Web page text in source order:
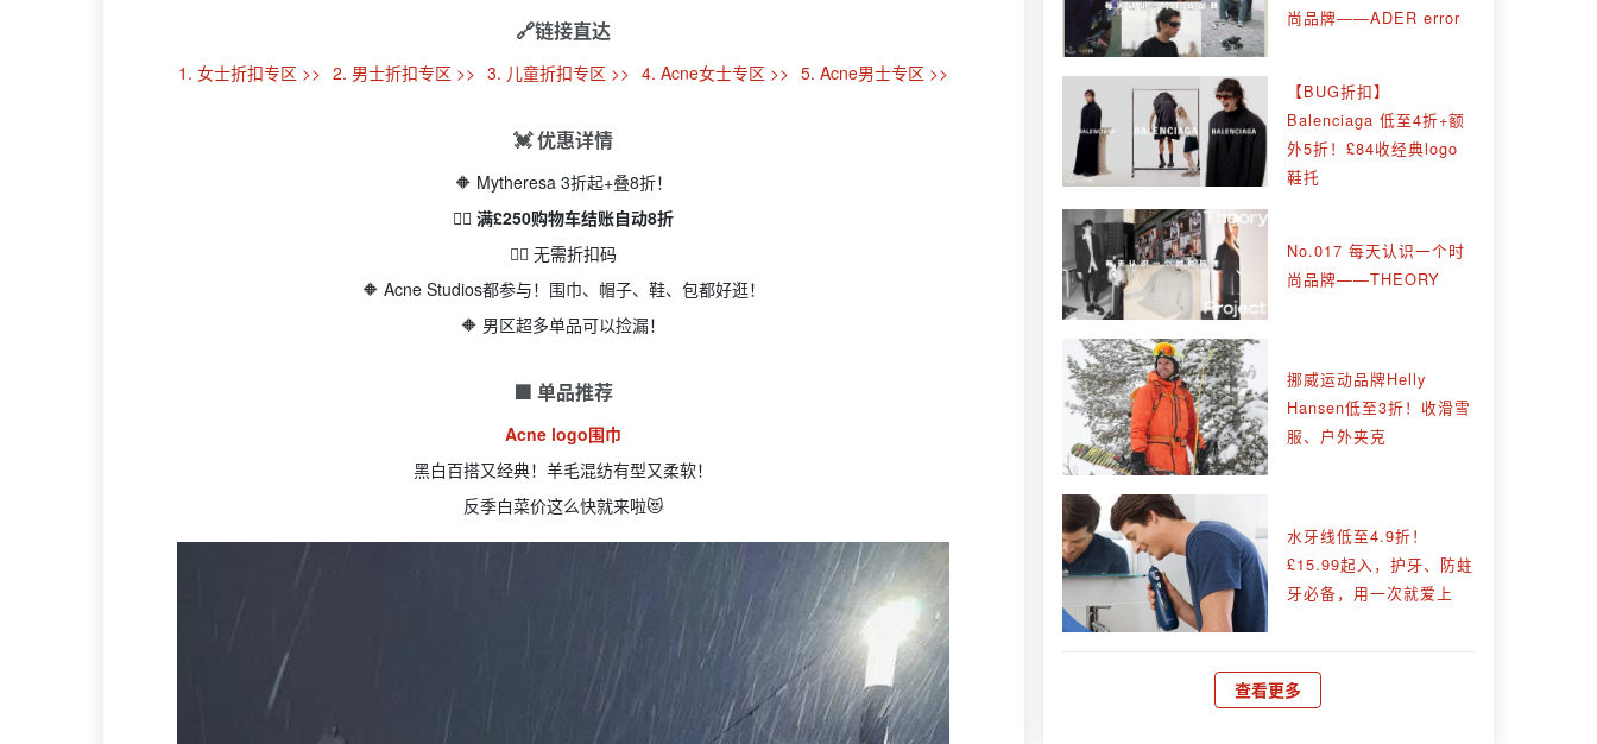
🔗链接直达
1. 女士折扣专区 >> 2. 男士折扣专区 >> 3. 儿童折扣专区 >> 4. Acne女士专区 >> 5. Acne男士专区 >>
💓 优惠详情
🔶 Mytheresa 3折起+叠8折！
👉🏻 满£250购物车结账自动8折
👉🏻 无需折扣码
🔶 Acne Studios都参与！围巾、帽子、鞋、包都好逛！
🔶 男区超多单品可以捡漏！
🟩 单品推荐
Acne logo围巾
黑白百搭又经典！羊毛混纺有型又柔软！
反季白菜价这么快就来啦😻
尚品牌——ADER error
【BUG折扣】
Balenciaga 低至4折+额
外5折！£84收经典logo
鞋托
No.017 每天认识一个时
尚品牌——THEORY
挪威运动品牌Helly
Hansen低至3折！收滑雪
服、户外夹克
水牙线低至4.9折！
£15.99起入，护牙、防蛀
牙必备，用一次就爱上
查看更多